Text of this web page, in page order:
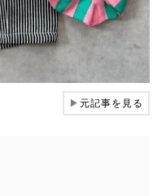
▶元記事を見る